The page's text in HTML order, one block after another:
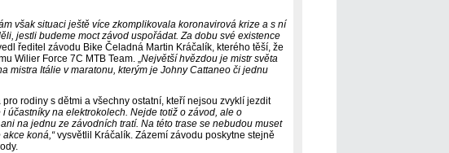
však situaci ještě více zkomplikovala koronavirová krize a s ní
jestli budeme moct závod uspořádat. Za dobu své existence
ředitel závodu Bike Čeladná Martin Kráčalík, kterého těší, že
Wilier Force 7C MTB Team. „Největší hvězdou je mistr světa
mistra Itálie v maratonu, kterým je Johny Cattaneo či jednu
rodiny s dětmi a všechny ostatní, kteří nejsou zvyklí jezdit
účastníky na elektrokolech. Nejde totiž o závod, ale o
na jednu ze závodních tratí. Na této trase se nebudou muset
koná,“vysvětlil Kráčalík. Zázemí závodu poskytne stejně